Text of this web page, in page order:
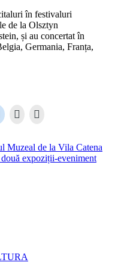
în festivaluri
de la Olsztyn
și au concertat în
Germania, Franța,
Muzeal de la Vila Catena
expoziții-eveniment